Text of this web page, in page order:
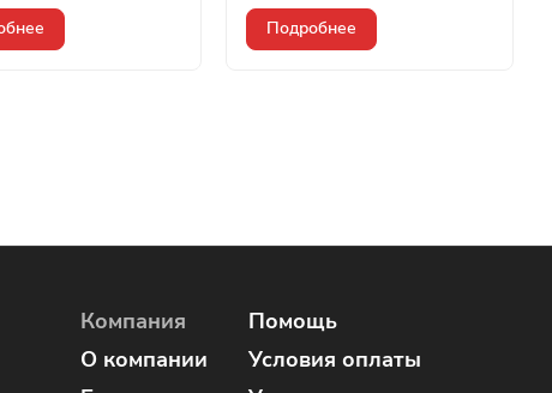
Подробнее
Компания
О компании
Помощь
Условия оплаты